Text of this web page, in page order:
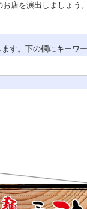
バックパネル
店を演出しましょ
す。下の欄にキーワ